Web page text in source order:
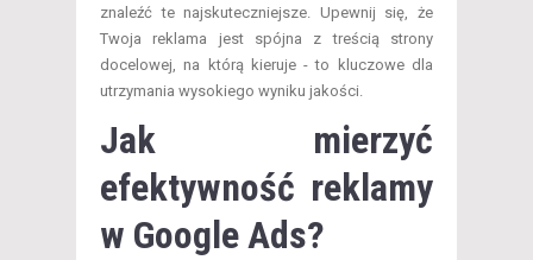
znaleźć te najskuteczniejsze. Upewnij się, że
Twoja reklama jest spójna z treścią strony
docelowej, na którą kieruje - to kluczowe dla
utrzymania wysokiego wyniku jakości.
Jak mierzyć
efektywność reklamy
w Google Ads?